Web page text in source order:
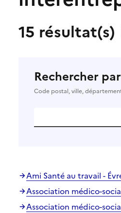
15 résultat(s)
Rechercher par
Code postal, ville,
Ami Santé au travail -
Association médico-
Association médico-